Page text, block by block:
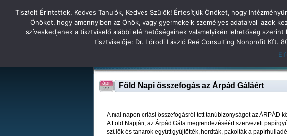
Főoldal Hírek Tudás Állandóság Gondolkodás
Tatabányai Árpád
Föld Napi összefogás az Árpád Gáláért
ápr
22
A mai napon óriási összefogásról tett tanúbizonyságot az ÁRPÁD
A Föld Napján, az Árpád Gála megrendezéséért szervezett
szülők és tanárok együtt gyűjtötték, hordták, pakolták a
Tatabányai Árpád Gimnázium 2
Tisztelt Érintettek, Kedves Tanulók, Kedves Szülők! Értesítjük Önöket, hogy
Önöket, hogy amennyiben az Önök, vagy gyermekeik személyes adataival, azok
szíveskedjenek a tisztviselő alábbi elérhetőségeinek valamelyikén lehetőség
tisztviselője: Dr. Lórodi László Reé Consulting Nonprofit Kft.